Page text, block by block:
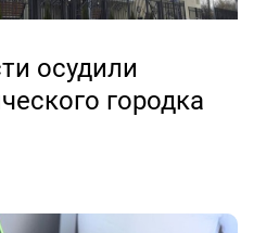
осудили
городка